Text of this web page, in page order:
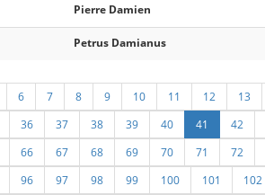
Pierre Damien
Petrus Damianus
6 7 8 9 10 11 12 13
36 37 38 39 40 41 42
66 67 68 69 70 71 72
96 97 98 99 100 101 102